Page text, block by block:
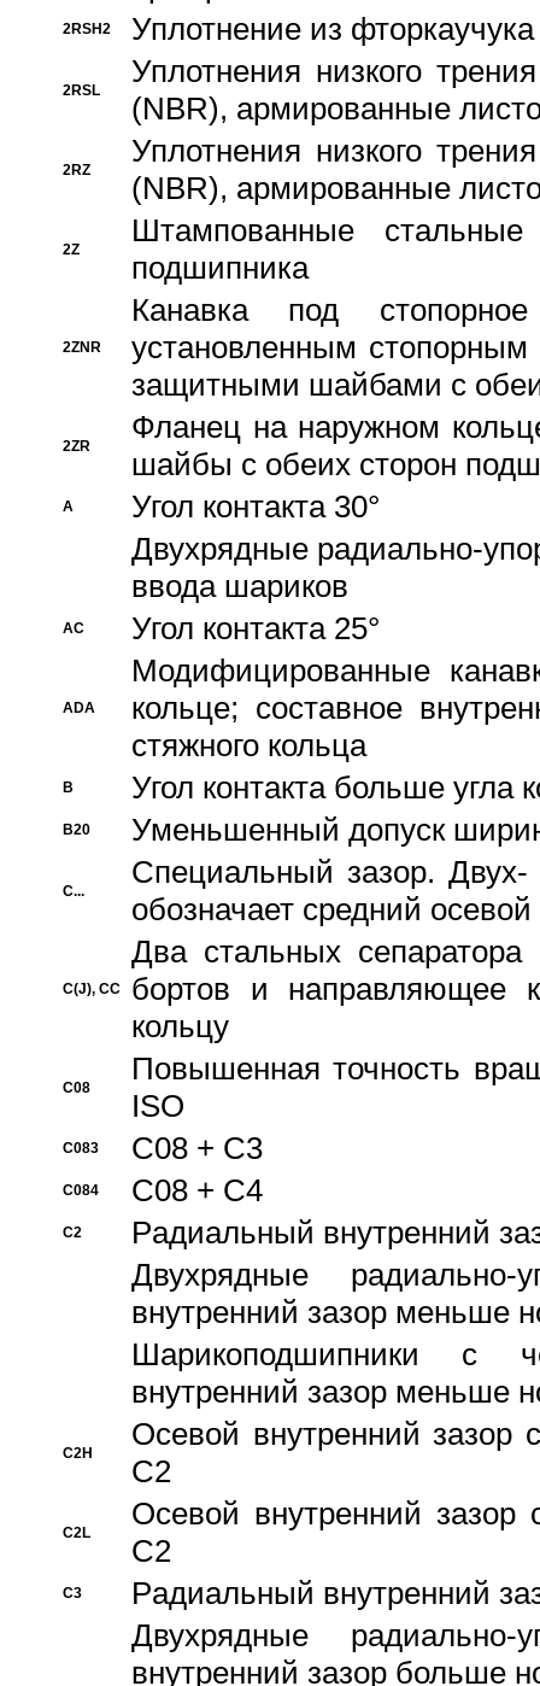
2RSH2 Уплотнение из
2RSL
Уплотнения низкого
(NBR), армированные
2RZ
Уплотнения низкого
(NBR), армированные
2Z
Штампованные
подшипника
2ZNR
Канавка под
установленным
защитными шайбами с
2ZR
Фланец на наружном
шайбы с обеих сторон
A
Угол контакта 30°
Двухрядные радиально-
ввода шариков
AC Угол контакта 25°
ADA
Модифицированные
кольце; составное
стяжного кольца
B Угол контакта больше угла
B20 Уменьшенный допуск
C...
Специальный зазор.
обозначает средний
C(J), CC
Два стальных сепаратора
бортов и направляющее
кольцу
C08
Повышенная точность
ISO
C083 C08 + C3
C084 C08 + C4
C2
Pадиальный внутренний
Двухрядные радиально-
внутренний зазор меньше
Шарикоподшипники с
внутренний зазор меньше
C2H
Осевой внутренний зазор
C2
C2L
Осевой внутренний зазор
C2
C3
Pадиальный внутренний
Двухрядные радиально-
внутренний зазор больше